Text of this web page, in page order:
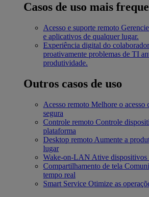
Casos de uso mais
Acesso e suporte remoto
e aplicativos de qualquer lugar.
Experiência digital do
proativamente problemas de TI
produtividade.
Outros casos de uso
Acesso remoto Melhore o acesso
segura
Controle remoto Controle
plataforma
Desktop remoto Aumente a
lugar
Wake-on-LAN Ative dispositivos
Compartilhamento de tela
tempo real
Smart Service Otimize as